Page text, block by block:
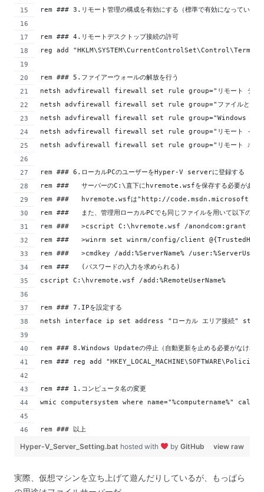
rem ### 3.リモート管理の構成を有効にする（標準で有効になっているの
rem ### 4.リモートデスクトップ接続の許可
reg add
rem ### 5.ファイアーウォールの解放を行う
netsh advfirewall firewall set rule group="リモート デスク
netsh advfirewall firewall set rule group="ファイルとプリン
netsh advfirewall firewall set rule group="Windows リモ
netsh advfirewall firewall set rule group="リモート イベン
netsh advfirewall firewall set rule group="リモート ボリュ
rem ### 6.ローカルPCのユーザーをHyper-V serverに登録する
rem ###   サーバーのC:\直下にhvremote.wsfを保存する必要がある
rem ###   hvremote.wsfは"http://code.msdn.microsoft.com/
rem ###   また、管理用ローカルPCでも同じファイルを用いて以下のコ
rem ###   >cscript C:\hvremote.wsf /anondcom:grant
rem ###   >winrm set winrm/config/client
rem ###   >cmdkey /add:%ServerName% /
rem ###   (パスワードの入力を求められる)
cscript C:\hvremote.wsf /add:%RemoteUserName%
rem ### 7.IPを設定する
netsh interface ip set address "ローカル エリア接続" static
rem ### 8.Windows Updateの停止（自動更新を止める必要がなければ
rem ### reg add
rem ### 1.コンピュータ名の変更
wmic computersystem where name="%computername%" call
rem ### 以上
view raw
Hyper-V_Server_Setting.bat hosted with by GitHub
実際、仮想マシンを立ち上げて遊んだりしているが、もっぱら